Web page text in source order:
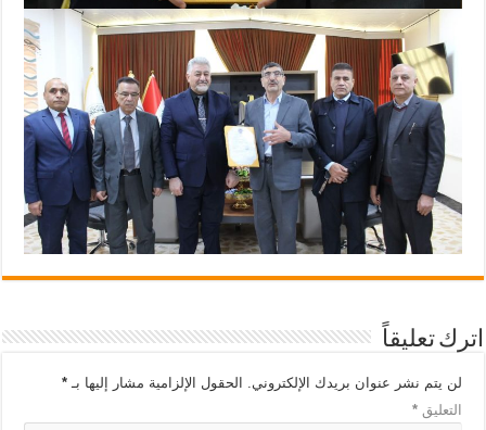
اترك تعليقاً
لن يتم نشر عنوان بريدك الإلكتروني. الحقول الإلزامية مشار إليها بـ*
التعليق*